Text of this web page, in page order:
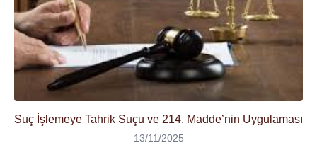
Suç İşlemeye Tahrik Suçu ve 214. Madde’nin Uygulaması
13/11/2025